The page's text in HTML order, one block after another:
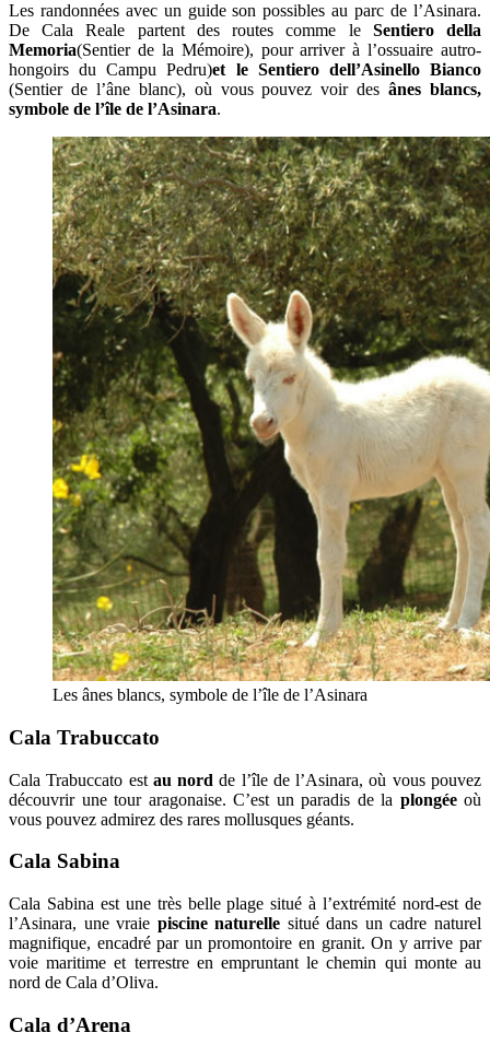
Les randonnées avec un guide son possibles au parc de l’Asinara.
De Cala Reale partent des routes comme le Sentiero della
Memoria(Sentier de la Mémoire), pour arriver à l’ossuaire autro-
hongoirs du Campu Pedru)et le Sentiero dell’Asinello Bianco
(Sentier de l’âne blanc), où vous pouvez voir desânes blancs,
symbole de l’île de l’Asinara.
Les ânes blancs, symbole de l’île de l’Asinara
Cala Trabuccato
Cala Trabuccato est au nord de l’île de l’Asinara, où vous pouvez
découvrir une tour aragonaise. C’est un paradis de la plongéeoù
vous pouvez admirez des rares mollusques géants.
Cala Sabina
Cala Sabina est une très belle plage situé à l’extrémité nord-est de
l’Asinara, une vraie piscine naturelle situé dans un cadre naturel
magnifique, encadré par un promontoire en granit. On y arrive par
voie maritime et terrestre en empruntant le chemin qui monte au
nord de Cala d’Oliva.
Cala d’Arena